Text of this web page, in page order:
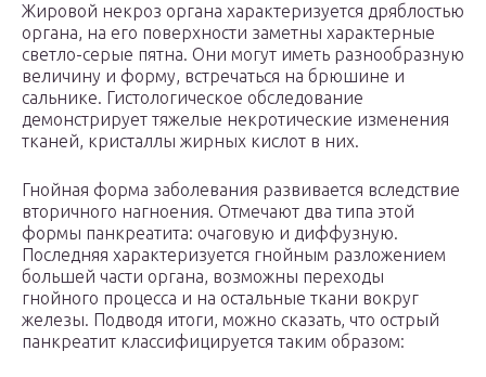
Жировой некроз органа характеризуется дряблостью
органа, на его поверхности заметны характерные
светло-серые пятна. Они могут иметь разнообразную
величину и форму, встречаться на брюшине и
сальнике. Гистологическое обследование
демонстрирует тяжелые некротические изменения
тканей, кристаллы жирных кислот в них.
Гнойная форма заболевания развивается вследствие
вторичного нагноения. Отмечают два типа этой
формы панкреатита: очаговую и диффузную.
Последняя характеризуется гнойным разложением
большей части органа, возможны переходы
гнойного процесса и на остальные ткани вокруг
железы. Подводя итоги, можно сказать, что острый
панкреатит классифицируется таким образом: